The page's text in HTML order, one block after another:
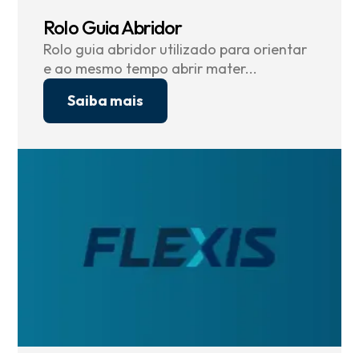
Rolo Guia Abridor
Rolo guia abridor utilizado para orientar
e ao mesmo tempo abrir mater...
Saiba mais